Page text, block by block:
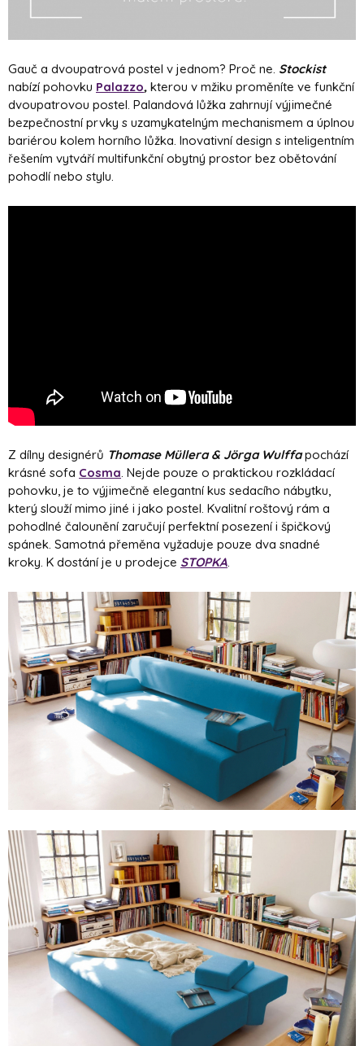
Gauč a dvoupatrová postel v jednom? Proč ne. Stockist
nabízí pohovku Palazzo, kterou v mžiku proměníte ve funkční
dvoupatrovou postel. Palandová lůžka zahrnují výjimečné
bezpečnostní prvky s uzamykatelným mechanismem a úplnou
bariérou kolem horního lůžka. Inovativní design s inteligentním
řešením vytváří multifunkční obytný prostor bez obětování
pohodlí nebo stylu.
Z dílny designérů Thomase Müllera & Jörga Wulffapochází
krásné sofa Cosma. Nejde pouze o praktickou rozkládací
pohovku, je to výjimečně elegantní kus sedacího nábytku,
který slouží mimo jiné i jako postel. Kvalitní roštový rám a
pohodlné čalounění zaručují perfektní posezení i špičkový
spánek. Samotná přeměna vyžaduje pouze dva snadné
kroky. K dostání je u prodejce STOPKA.